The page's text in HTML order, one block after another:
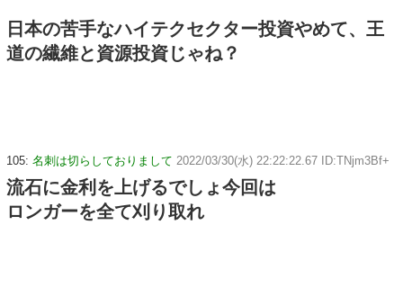
日本の苦手なハイテクセクター投資やめて、王
道の繊維と資源投資じゃね？
105: 名刺は切らしておりまして 2022/03/30(水) 22:22:22.67 ID:TNjm3Bf+
流石に金利を上げるでしょ今回は
ロンガーを全て刈り取れ